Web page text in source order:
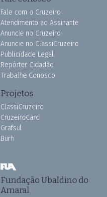
Fale com o Cruzeiro
Atendimento ao Assinante
Anuncie no Cruzeiro
Anuncie no ClassiCruzeiro
Publicidade Legal
Repórter Cidadão
Trabalhe Conosco
Projetos
ClassiCruzeiro
CruzeiroCard
Grafsul
Burh
Fundação Ubaldino do
Amaral